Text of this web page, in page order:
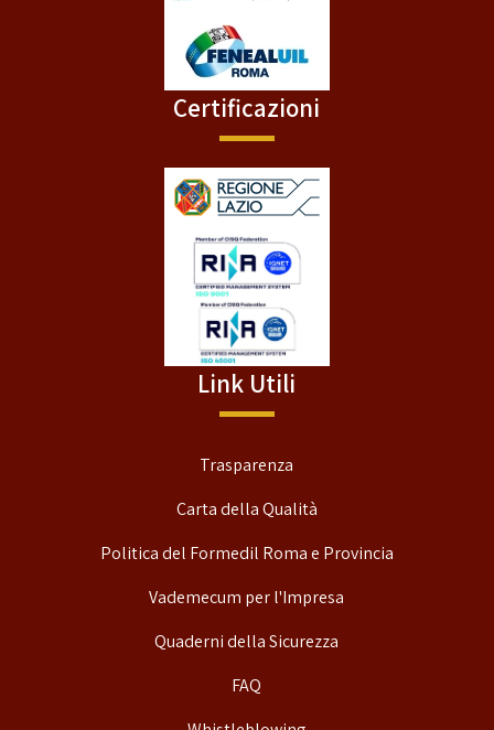
Certificazioni
Link Utili
Trasparenza
Carta della Qualità
Politica del Formedil Roma e Provincia
Vademecum per l'Impresa
Quaderni della Sicurezza
FAQ